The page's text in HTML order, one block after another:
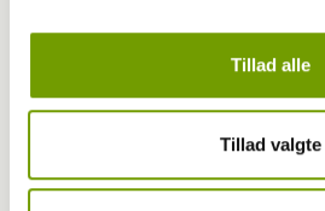
Tillad alle
Tillad valgte
Aktuelt